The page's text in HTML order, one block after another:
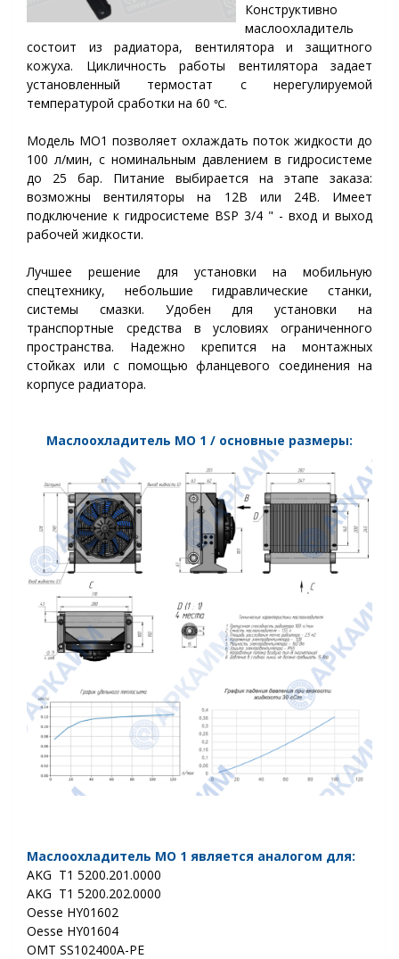
Конструктивно
маслоохладитель
состоит из радиатора, вентилятора и защитного
кожуха. Цикличность работы вентилятора задает
установленный термостат с нерегулируемой
температурой сработки на 60 ℃.
Модель МО1 позволяет охлаждать поток жидкости до
100 л/мин, с номинальным давлением в гидросистеме
до 25 бар. Питание выбирается на этапе заказа:
возможны вентиляторы на 12В или 24В. Имеет
подключение к гидросистеме BSP 3/4 " - вход и выход
рабочей жидкости.
Лучшее решение для установки на мобильную
спецтехнику, небольшие гидравлические станки,
системы смазки. Удобен для установки на
транспортные средства в условиях ограниченного
пространства. Надежно крепится на монтажных
стойках или с помощью фланцевого соединения на
корпусе радиатора.
Маслоохладитель МО 1 / основные размеры:
Маслоохладитель МО 1 является аналогом для:
AKG T1 5200.201.0000
AKG T1 5200.202.0000
Oesse HY01602
Oesse HY01604
OMT SS102400A-PE